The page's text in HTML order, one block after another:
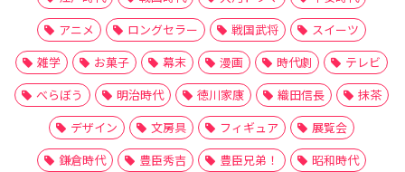
アニメ
ロングセラー 戦国武将
スイーツ
雑学
お菓子 幕末 漫画 時代劇
テレビ
べらぼう
明治時代 徳川家康 織田信長
抹茶
デザイン
文房具 フィギュア
展覧会
鎌倉時代
豊臣秀吉 豊臣兄弟！
昭和時代